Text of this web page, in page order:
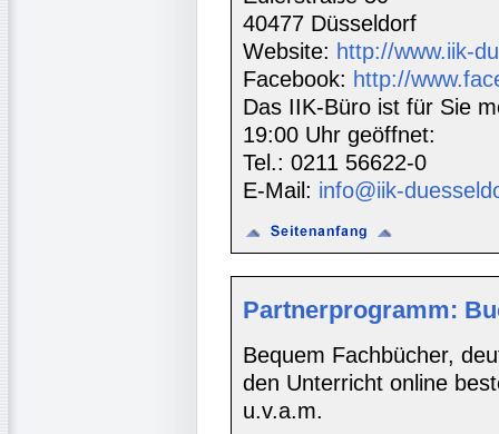
40477 Düsseldorf
Website: http://www.iik-
Facebook: http://
Das IIK-Büro ist für Sie
19:00 Uhr geöffnet:
Tel.: 0211 56622-0
E-Mail: info@iik-
Partnerprogramm:
Bequem Fachbücher,
den Unterricht online
u.v.a.m.